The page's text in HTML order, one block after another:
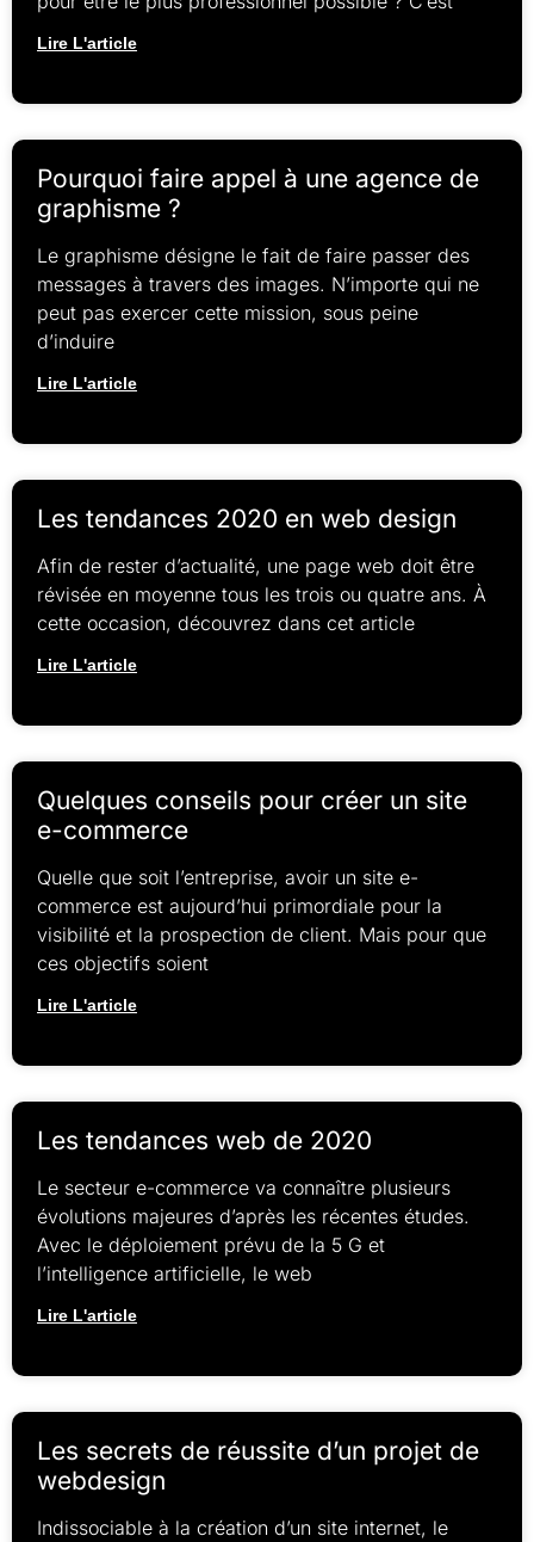
Lire L'article
Pourquoi faire appel à une agence de
graphisme ?
Le graphisme désigne le fait de faire passer des
messages à travers des images. N’importe qui ne
peut pas exercer cette mission, sous peine
d’induire
Lire L'article
Les tendances 2020 en web design
Afin de rester d’actualité, une page web doit être
révisée en moyenne tous les trois ou quatre ans. À
cette occasion, découvrez dans cet article
Lire L'article
Quelques conseils pour créer un site
e-commerce
Quelle que soit l’entreprise, avoir un site e-
commerce est aujourd’hui primordiale pour la
visibilité et la prospection de client. Mais pour que
ces objectifs soient
Lire L'article
Les tendances web de 2020
Le secteur e-commerce va connaître plusieurs
évolutions majeures d’après les récentes études.
Avec le déploiement prévu de la 5 G et
l’intelligence artificielle, le web
Lire L'article
Les secrets de réussite d’un projet de
webdesign
Indissociable à la création d’un site internet, le